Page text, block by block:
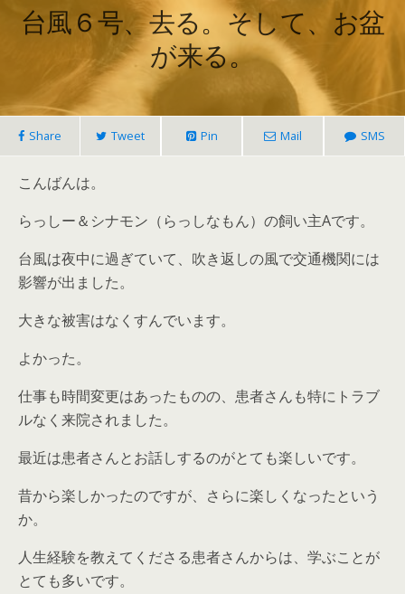
台風６号、去る。そして、お盆
が来る。
Share Tweet Pin Mail SMS
こんばんは。
らっしー＆シナモン（らっしなもん）の飼い主Aです。
台風は夜中に過ぎていて、吹き返しの風で交通機関には
影響が出ました。
大きな被害はなくすんでいます。
よかった。
仕事も時間変更はあったものの、患者さんも特にトラブ
ルなく来院されました。
最近は患者さんとお話しするのがとても楽しいです。
昔から楽しかったのですが、さらに楽しくなったという
か。
人生経験を教えてくださる患者さんからは、学ぶことが
とても多いです。